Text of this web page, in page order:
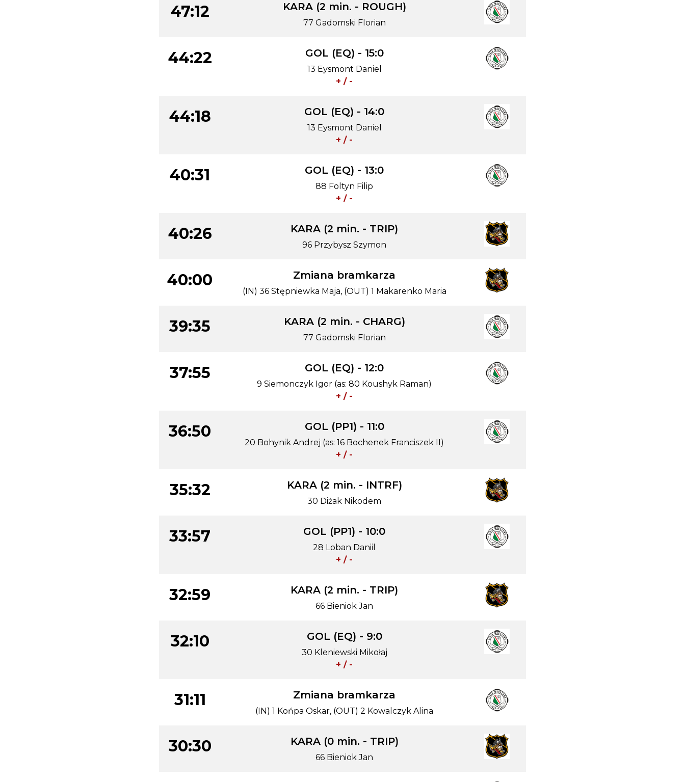
47:12 KARA (2 min. - ROUGH)
77 Gadomski Florian
44:22 GOL (EQ) - 15:0
13 Eysmont Daniel
+ / -
44:18 GOL (EQ) - 14:0
13 Eysmont Daniel
+ / -
40:31 GOL (EQ) - 13:0
88 Foltyn Filip
+ / -
40:26 KARA (2 min. - TRIP)
96 Przybysz Szymon
40:00 Zmiana bramkarza
(IN) 36 Stępniewka Maja, (OUT) 1 Makarenko Maria
39:35 KARA (2 min. - CHARG)
77 Gadomski Florian
37:55 GOL (EQ) - 12:0
9 Siemonczyk Igor (as: 80 Koushyk Raman)
+ / -
36:50 GOL (PP1) - 11:0
20 Bohynik Andrej (as: 16 Bochenek Franciszek II)
+ / -
35:32 KARA (2 min. - INTRF)
30 Diżak Nikodem
33:57 GOL (PP1) - 10:0
28 Loban Daniil
+ / -
32:59 KARA (2 min. - TRIP)
66 Bieniok Jan
32:10 GOL (EQ) - 9:0
30 Kleniewski Mikołaj
+ / -
31:11 Zmiana bramkarza
(IN) 1 Końpa Oskar, (OUT) 2 Kowalczyk Alina
30:30 KARA (0 min. - TRIP)
66 Bieniok Jan